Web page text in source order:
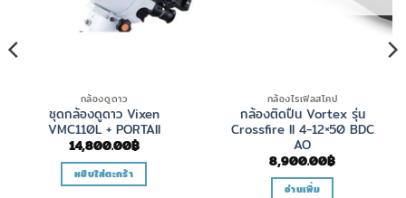
กล้องดูดาว
ชุดกล้องดูดาว Vixen
VMC110L + PORTAII
14,800.00฿
หยิบใส่ตะกร้า
กล้องไรเฟิลสโคป
กล้องติดปืน Vortex รุ่น
Crossfire II 4-12×50 BDC
AO
8,900.00฿
อ่านเพิ่ม